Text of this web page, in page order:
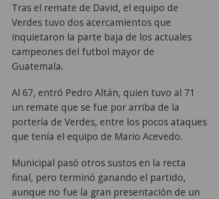
Tras el remate de David, el equipo de
Verdes tuvo dos acercamientos que
inquietaron la parte baja de los actuales
campeones del futbol mayor de
Guatemala.
Al 67, entró Pedro Altán, quien tuvo al 71
un remate que se fue por arriba de la
portería de Verdes, entre los pocos ataques
que tenía el equipo de Mario Acevedo.
Municipal pasó otros sustos en la recta
final, pero terminó ganando el partido,
aunque no fue la gran presentación de un